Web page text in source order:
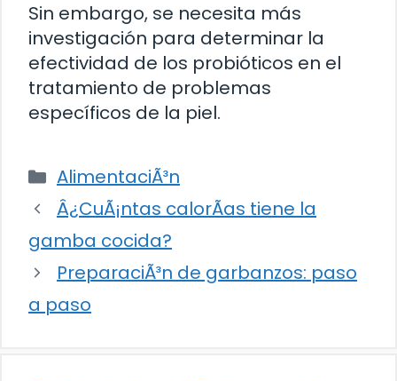
Sin embargo, se necesita más
investigación para determinar la
efectividad de los probióticos en el
tratamiento de problemas
específicos de la piel.
Categorías
AlimentaciÃ³n
Â¿CuÃ¡ntas calorÃ­as tiene la
gamba cocida?
PreparaciÃ³n de garbanzos: paso
a paso